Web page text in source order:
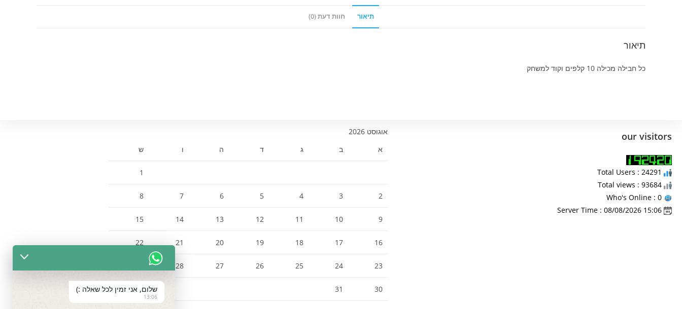
תיאור חוות דעת (0)
תיאור
כל חבילה מכילה 10 קלפים וקוד למשחק
our visitors
אוגוסט 2026
א
ב ג ד ה ו ש
1
2
3
4
5
6
7
8
9
10
11
12
13
14
15
16
17
18
19
20
21
22
23
24
25
26
27
28
30
31 שלום, אני זמין לכל שאלה :)
13:06